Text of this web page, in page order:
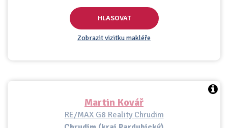
HLASOVAT
Zobrazit vizitku makléře
Martin Kovář
RE/MAX G8 Reality Chrudim